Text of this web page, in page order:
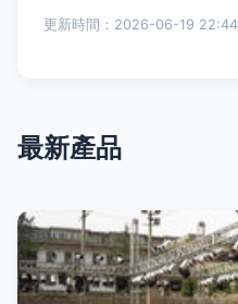
更新時間：2026-06-19
最新產品